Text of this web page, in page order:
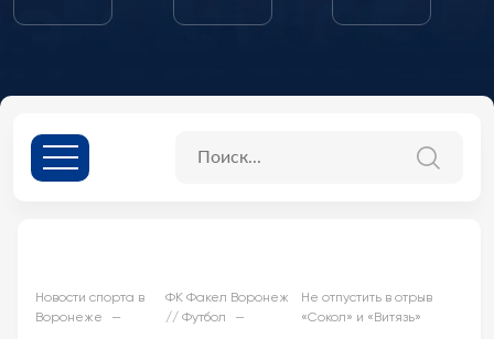
Новости спорта в
Воронеже
ФК Факел Воронеж
// Футбол
Не отпустить в отрыв
«Сокол» и «Витязь»